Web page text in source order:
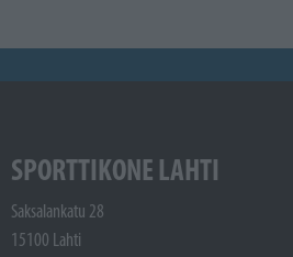
SPORTTIKONE LAHTI
Saksalankatu 28
15100 Lahti